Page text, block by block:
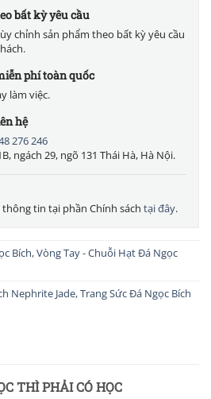
bất kỳ yêu cầu
chỉnh sản phẩm theo bất kỳ yêu cầu
phí toàn quốc
làm việc.
hệ
276 246
ngách 29, ngõ 131 Thái Hà, Hà Nội.
tin tại phần Chính sách tại đây.
Bích,Vòng Tay - Chuỗi Hạt Đá Ngọc
Nephrite Jade,Trang Sức Đá Ngọc Bích
THÌ PHẢI CÓ HỌC